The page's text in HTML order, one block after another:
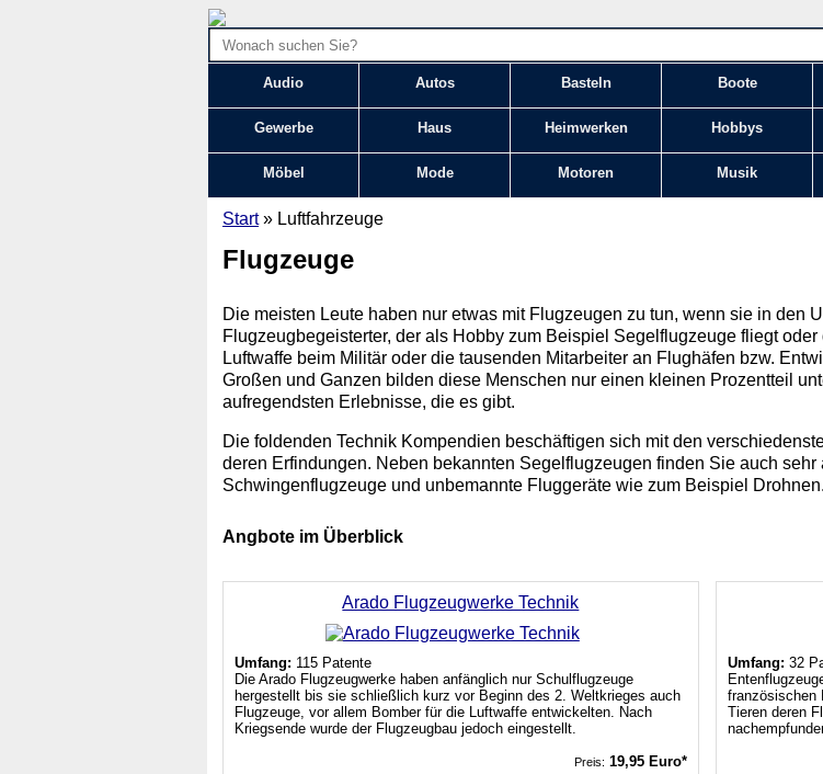
Audio Autos Basteln Boote
Gewerbe Haus Heimwerken Hobbys
Möbel Mode Motoren Musik
Start» Luftfahrzeuge
Flugzeuge
Die meisten Leute haben nur etwas mit Flugzeugen zu tun, wenn sie in den
Flugzeugbegeisterter, der als Hobby zum Beispiel Segelflugzeuge fliegt
Luftwaffe beim Militär oder die tausenden Mitarbeiter an Flughäfen bzw.
Großen und Ganzen bilden diese Menschen nur einen kleinen Prozentteil
aufregendsten Erlebnisse, die es gibt.
Die foldenden Technik Kompendien beschäftigen sich mit den
deren Erfindungen. Neben bekannten Segelflugzeugen finden Sie auch
Schwingenflugzeuge und unbemannte Fluggeräte wie zum Beispiel Drohnen.
Angbote im Überblick
Arado Flugzeugwerke Technik
Umfang: 115 Patente
Die Arado Flugzeugwerke haben anfänglich nur Schulflugzeuge
hergestellt bis sie schließlich kurz vor Beginn des 2. Weltkrieges auch
Flugzeuge, vor allem Bomber für die Luftwaffe entwickelten. Nach
Kriegsende wurde der Flugzeugbau jedoch eingestellt.
Preis: 19,95 Euro*
Umfang: 32
französischen
Tieren deren